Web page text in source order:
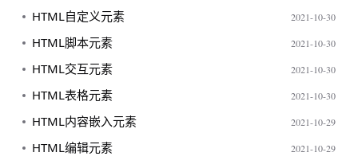
HTML自定义元素 2021-10-30
HTML脚本元素 2021-10-30
HTML交互元素 2021-10-30
HTML表格元素 2021-10-30
HTML内容嵌入元素 2021-10-29
HTML编辑元素 2021-10-29